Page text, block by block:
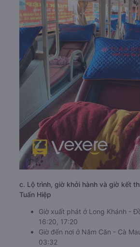
c. Lộ trình, giờ khởi hành và giờ kết
Tuấn Hiệp
Giờ xuất phát ở Long Khánh -
16:20, 17:20
Giờ đến nơi ở Năm Căn - Cà
03:32